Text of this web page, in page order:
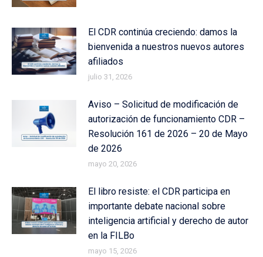
El CDR continúa creciendo: damos la
bienvenida a nuestros nuevos autores
afiliados
julio 31, 2026
Aviso – Solicitud de modificación de
autorización de funcionamiento CDR –
Resolución 161 de 2026 – 20 de Mayo
de 2026
mayo 20, 2026
El libro resiste: el CDR participa en
importante debate nacional sobre
inteligencia artificial y derecho de autor
en la FILBo
mayo 15, 2026